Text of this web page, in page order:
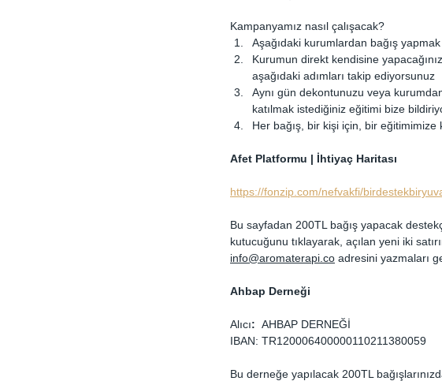
Kampanyamız nasıl çalışacak?
Aşağıdaki kurumlardan bağış
Kurumun direkt kendisine
aşağıdaki adımları takip ediyorsunuz
Aynı gün dekontunuzu veya
katılmak istediğiniz eğitimi bize
Her bağış, bir kişi için, bir eğitimimize
Afet Platformu | İhtiyaç Haritası
https://fonzip.com/nefvakfi/
Bu sayfadan 200TL bağış yapacak
kutucuğunu tıklayarak, açılan yeni iki
info@aromaterapi.co adresini yazmaları
Ahbap Derneği
Alıcı: AHBAP DERNEĞİ
IBAN: TR120006400000110211380059
Bu derneğe yapılacak 200TL